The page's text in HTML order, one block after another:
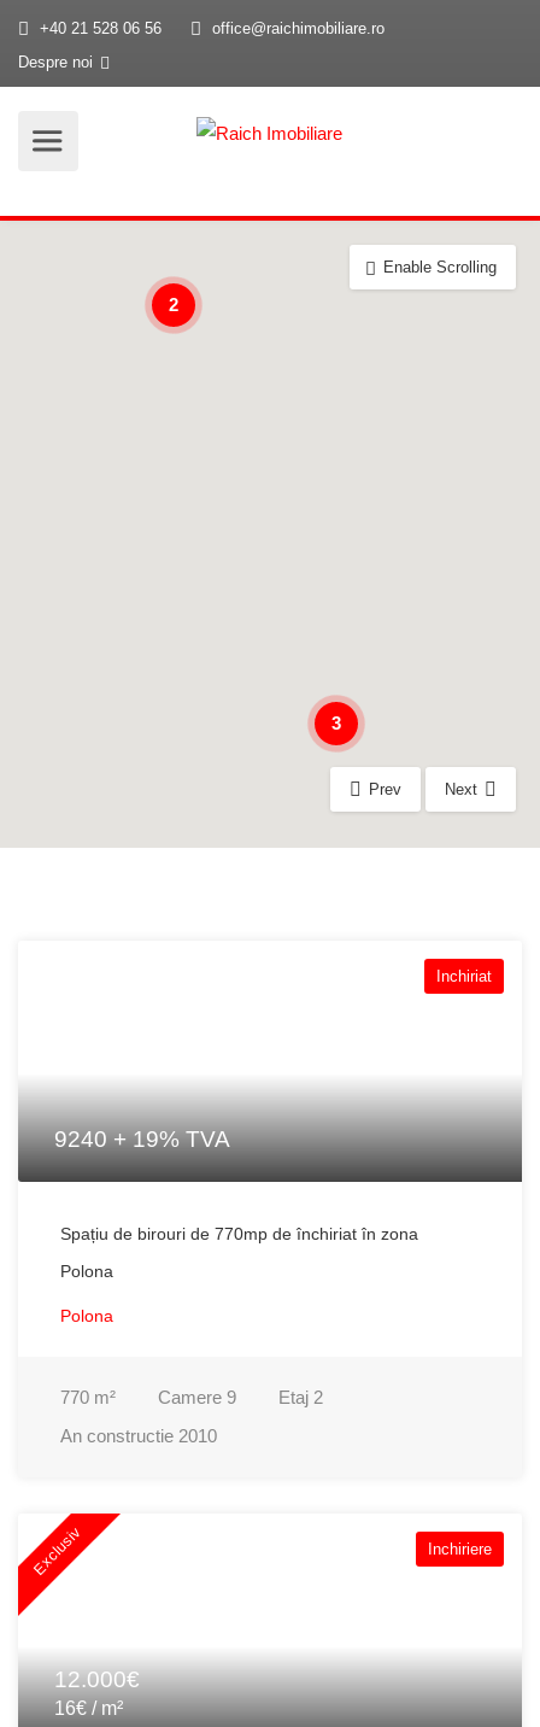
+40 21 528 06 56
office@raichimobiliare.ro
Despre noi
3
2
Enable Scrolling
Prev Next
Inchiriat
9240 + 19% TVA
Spațiu de birouri de 770mp de închiriat în zona
Polona
Polona
770 m² Camere 9 Etaj 2
An constructie 2010
Exclusiv Inchiriere
12.000€
16€ / m²